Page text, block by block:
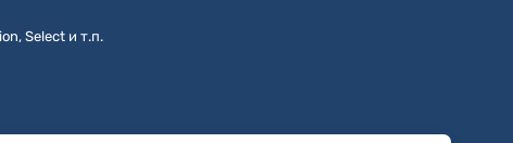
Select и т.п.